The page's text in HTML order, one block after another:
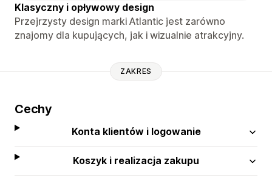
Klasyczny i opływowy design
Przejrzysty design marki Atlantic jest zarówno
znajomy dla kupujących, jak i wizualnie atrakcyjny.
ZAKRES
Cechy
Konta klientów i logowanie
Koszyk i realizacja zakupu